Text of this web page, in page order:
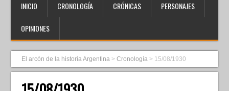
INICIO CRONOLOGÍA CRÓNICAS PERSONAJES
OPINIONES
El arcón de la historia Argentina >Cronología > 15/08/1930